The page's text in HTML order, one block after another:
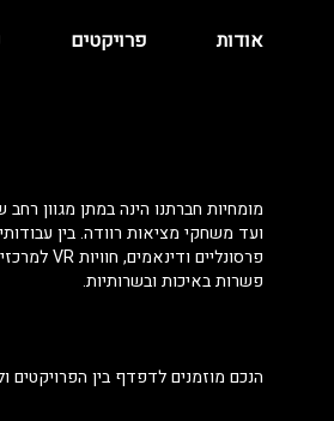
אודות פרויקטים
מומחיות חברתנו הינה במתן מגוון
ועד משחקי מציאות רוודה. בין
פשרות באיכות ובשרותיות.
הנכם מוזמנים לדפדף בין הפרויקטים